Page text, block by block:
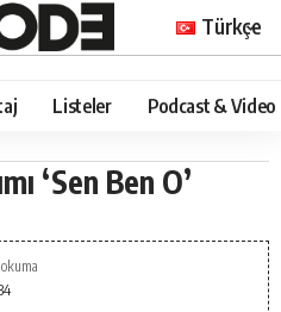
Türkçe
Listeler Podcast & Video
‘Sen Ben O’